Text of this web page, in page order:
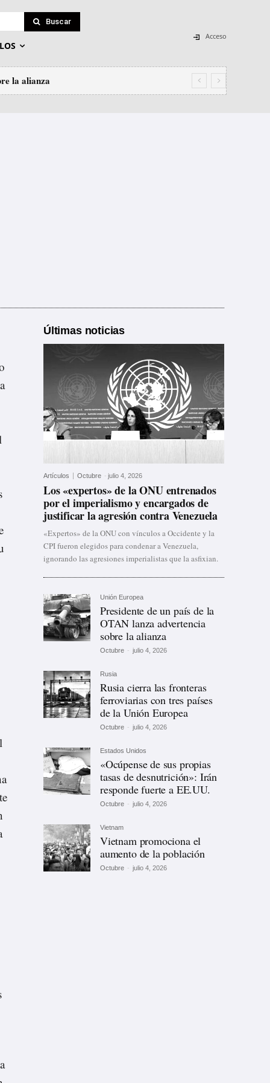
Buscar
Acceso
la alianza
Últimas noticias
Artículos Octubre - julio 4, 2026
Los «expertos» de la ONU entrenados
por el imperialismo y encargados de
justificar la agresión contra Venezuela
«Expertos» de la ONU con vínculos a Occidente y la
CPI fueron elegidos para condenar a Venezuela,
ignorando las agresiones imperialistas que la asfixian.
Unión Europea
Presidente de un país de la
OTAN lanza advertencia
sobre la alianza
Octubre - julio 4, 2026
Rusia
Rusia cierra las fronteras
ferroviarias con tres países
de la Unión Europea
Octubre - julio 4, 2026
Estados Unidos
«Ocúpense de sus propias
tasas de desnutrición»: Irán
responde fuerte a EE.UU.
Octubre - julio 4, 2026
Vietnam
Vietnam promociona el
aumento de la población
Octubre - julio 4, 2026